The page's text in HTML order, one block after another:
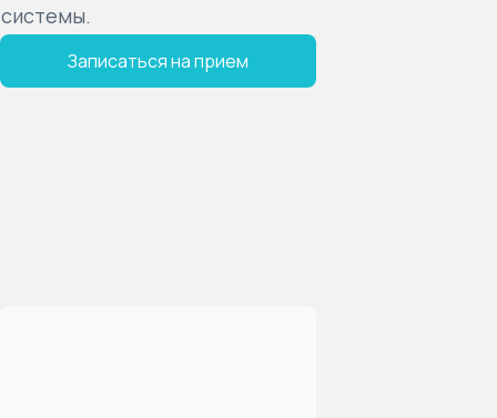
системы.
Записаться на прием